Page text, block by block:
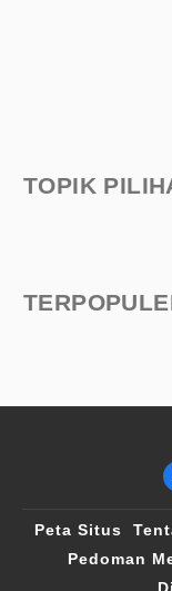
TOPIK
Peta Situs
Pedoman